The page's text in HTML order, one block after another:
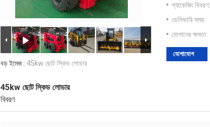
বড় ইমেজ : 45kw ছোট স্কিড লোডার
প্যাকেজিং বিবরণ:
ডেলিভারি সময়:
যোগানের ক্ষমতা:
যোগাযোগ
45kw ছোট স্কিড লোডার
বিবরণ